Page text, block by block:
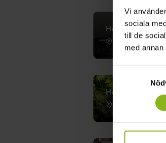
Vi
sociala
till de
med
Hotel Stensson
Eslöv
Höörs Gästis